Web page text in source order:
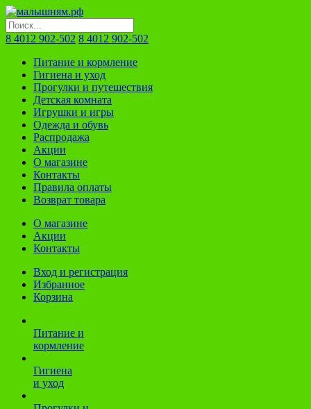
8 4012 902-502 8 4012 902-502
Питание и кормление
Гигиена и уход
Прогулки и путешествия
Детская комната
Игрушки и игры
Одежда и обувь
Распродажа
Акции
О магазине
Контакты
Правила оплаты
Возврат товара
О магазине
Акции
Контакты
Вход и регистрация
Избранное
Корзина
Питание и
кормление
Гигиена
и уход